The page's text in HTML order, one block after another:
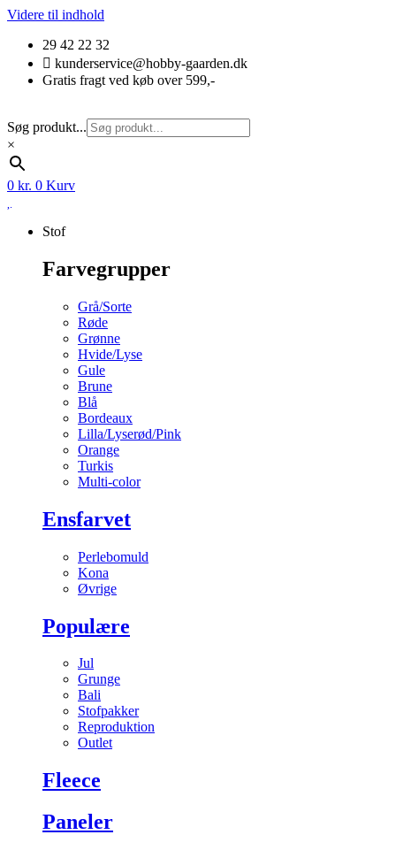
Videre til indhold
29 42 22 32
kunderservice@hobby-gaarden.dk
Gratis fragt ved køb over 599,-
Søg produkt...
×
0 kr. 0 Kurv
Stof
Farvegrupper
Grå/Sorte
Røde
Grønne
Hvide/Lyse
Gule
Brune
Blå
Bordeaux
Lilla/Lyserød/Pink
Orange
Turkis
Multi-color
Ensfarvet
Perlebomuld
Kona
Øvrige
Populære
Jul
Grunge
Bali
Stofpakker
Reproduktion
Outlet
Fleece
Paneler